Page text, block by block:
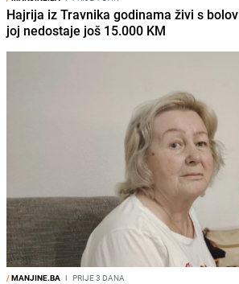
Hajrija iz Travnika godinama živi s
joj nedostaje još 15.000 KM
/MANJINE.BA I PRIJE 3 DANA